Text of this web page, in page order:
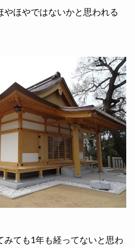
やほやではないかと思われる
みても1年も経ってないと思わ